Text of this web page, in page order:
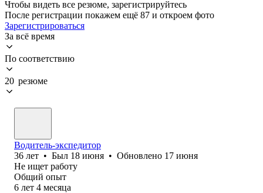
Чтобы видеть все резюме, зарегистрируйтесь
После регистрации покажем ещё 87 и откроем фото
Зарегистрироваться
За всё время
По соответствию
20 резюме
Водитель-экспедитор
36 лет • Был 18 июня • Обновлено 17 июня
Не ищет работу
Общий опыт
6 лет 4 месяца